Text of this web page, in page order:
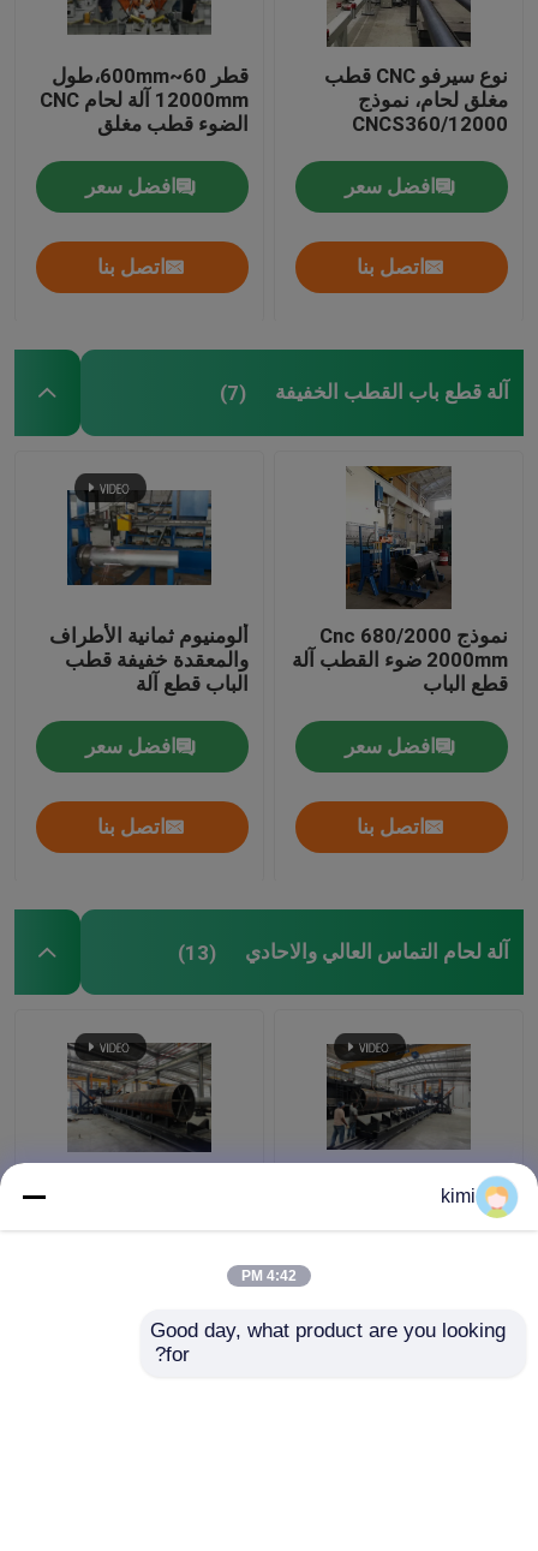
نوع سيرفو CNC قطب
مغلق لحام، نموذج
CNCS360/12000
افضل سعر
اتصل بنا
قطر 60~600mm،طول
12000mm آلة لحام CNC
الضوء قطب مغلق
افضل سعر
اتصل بنا
آلة قطع باب القطب الخفيفة (7)
نموذج 680/2000 Cnc
2000mm ضوء القطب آلة
قطع الباب
افضل سعر
اتصل بنا
ألومنيوم ثمانية الأطراف
والمعقدة خفيفة قطب
الباب قطع آلة
افضل سعر
اتصل بنا
آلة لحام التماس العالي والاحادي (13)
إغلاق آلة لحام لحام
مغلق آلة لحام نموذج
kimi
4:42 PM
Good day, what product are you looking
for?